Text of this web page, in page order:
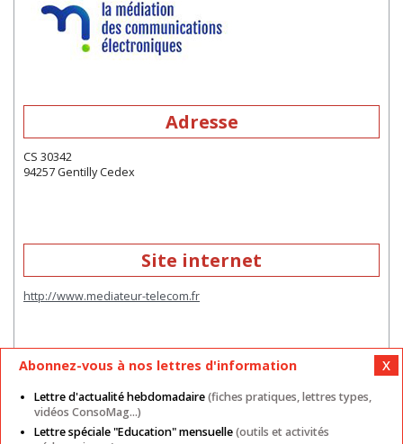
Adresse
CS 30342
94257 Gentilly Cedex
Site internet
http://www.mediateur-telecom.fr
Mentions légales Nos autres sites CGU
Abonnez-vous à nos lettres d'information
Lettre d'actualité hebdomadaire(fiches pratiques, lettres types,
vidéos ConsoMag...)
Lettre spéciale "Education" mensuelle(outils et activités